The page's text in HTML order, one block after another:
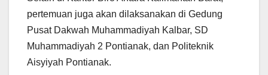
pertemuan juga akan dilaksanakan di Gedung
Pusat Dakwah Muhammadiyah Kalbar, SD
Muhammadiyah 2 Pontianak, dan Politeknik
Aisyiyah Pontianak.